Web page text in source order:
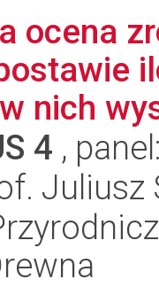
ocena
nich
4 ,
Juliusz